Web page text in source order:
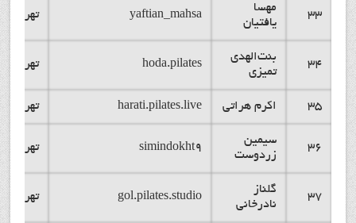
33
مهسا
یافتیان
yaftian_mahsa تهران
34
بنت‌الهدی
تمیزی
hoda.pilates تهران
35 اکرم هراتی harati.pilates.live تهران
36
سیمین
زردوست
simindokht9 تهران
37
گلناز
نادرخانی
gol.pilates.studio تهران